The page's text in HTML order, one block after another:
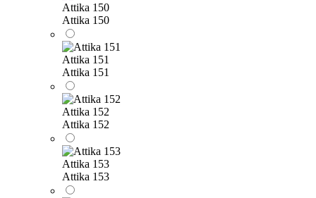
Attika 150
Attika 150
Attika 151
Attika 151
Attika 152
Attika 152
Attika 153
Attika 153